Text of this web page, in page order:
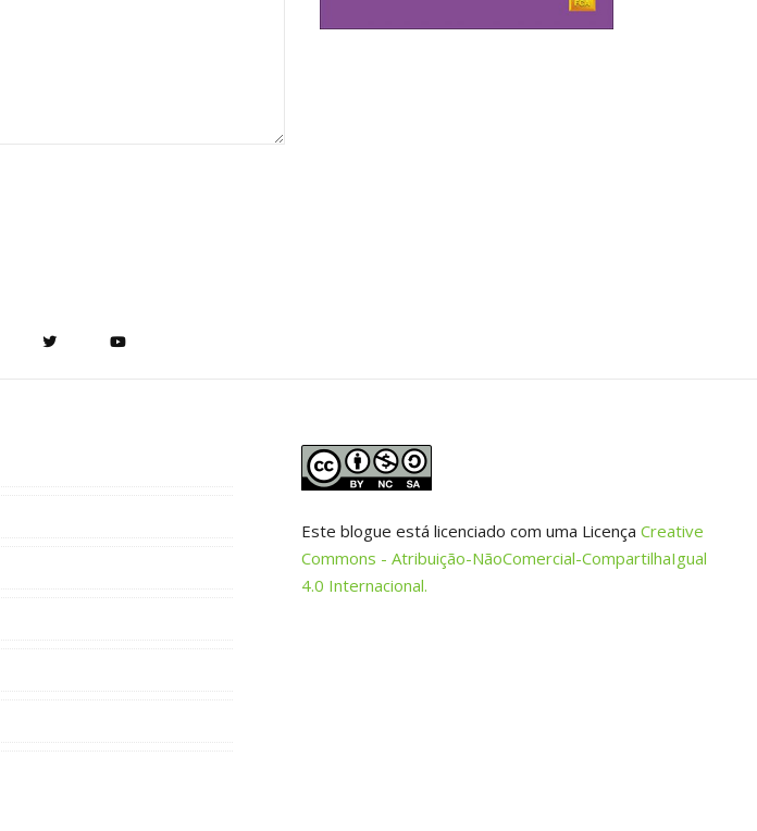
Este blogue está licenciado com uma Licença Creative
Commons - Atribuição-NãoComercial-CompartilhaIgual
4.0 Internacional.